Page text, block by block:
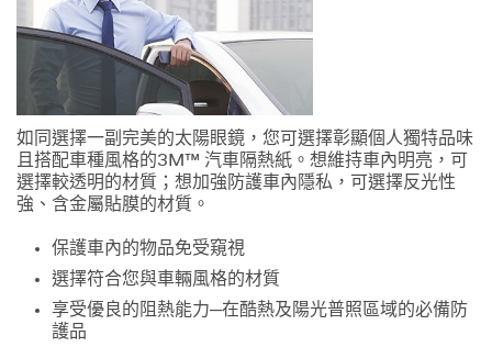
如同選擇一副完美的太陽眼鏡，您可選擇彰顯個人獨特品味
且搭配車種風格的3M™ 汽車隔熱紙。想維持車內明亮，可
選擇較透明的材質；想加強防護車內隱私，可選擇反光性
強、含金屬貼膜的材質。
保護車內的物品免受窺視
選擇符合您與車輛風格的材質
享受優良的阻熱能力─在酷熱及陽光普照區域的必備防
護品